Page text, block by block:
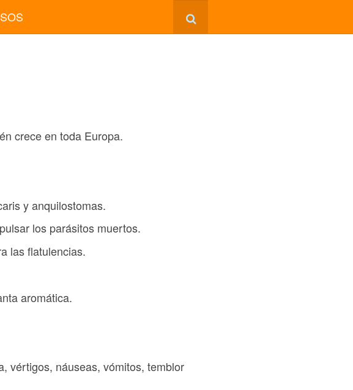
crece en toda Europa.
y anquilostomas.
los parásitos muertos.
las flatulencias.
aromática.
vértigos, náuseas, vómitos, temblor